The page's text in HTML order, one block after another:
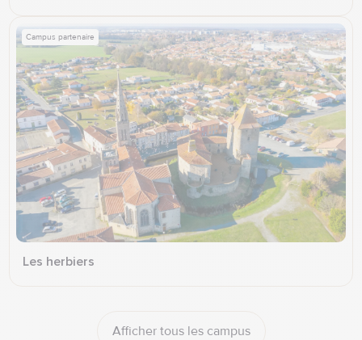
Campus partenaire
Les herbiers
Afficher tous les campus